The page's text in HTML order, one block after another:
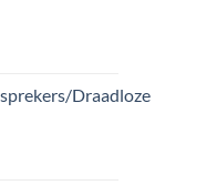
Draadloze